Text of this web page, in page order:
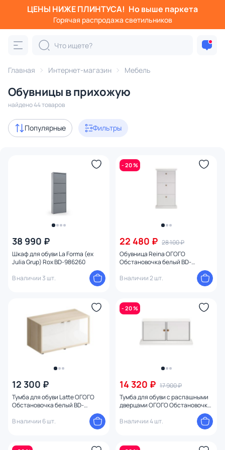
ЦЕНЫ НИЖЕ ПЛИНТУСА! Но выше паркета
Горячая распродажа светильников
Главная Интернет-магазин Мебель
Обувницы в прихожую
найдено 44 товаров
Популярные Фильтры
38 990 ₽
Шкаф для обуви La Forma (ex
Julia Grup) Rox BD-986260
В наличии 3 шт.
- 20 %
22 480 ₽ 28 100 ₽
Обувница Reina ОГОГО
Обстановочка белый BD-
В наличии 2 шт.
12 300 ₽
Тумба для обуви Latte ОГОГО
Обстановочка белый BD-
В наличии 6 шт.
- 20 %
14 320 ₽ 17 900 ₽
Тумба для обуви с распашными
дверцами ОГОГО Обстановочка
В наличии 4 шт.
Фильтры
Категория: Мебель
Шкафы Комоды Обувницы Полки
Акции 4
с 3D-моделями
Бренд
Стиль
Размер